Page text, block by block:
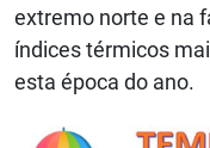
extremo norte e na
índices térmicos
esta época do ano.